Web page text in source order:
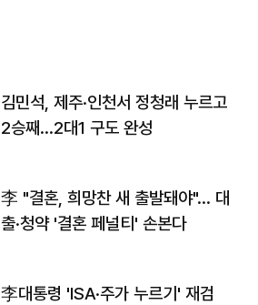
김민석, 제주·인천서 정청래 누르고
2승째…2대1 구도 완성
李 "결혼, 희망찬 새 출발돼야"… 대
출·청약 '결혼 페널티' 손본다
李대통령 'ISA·주가 누르기' 재검